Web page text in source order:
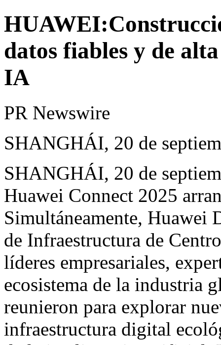
datos fiables y de
IA
PR Newswire
SHANGHÁI, 20 de
SHANGHÁI, 20 de
Huawei Connect 2025
Simultáneamente, Huawei
de Infraestructura de
líderes empresariales,
ecosistema de la industria
reunieron para explorar
infraestructura digital